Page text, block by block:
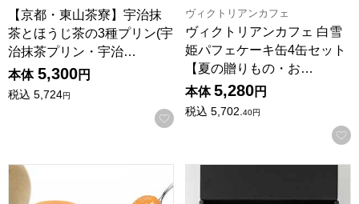
【京都・東山茶寮】宇治抹
茶とほうじ茶の3種プリン(宇
治抹茶プリン・宇治…
本体 5,300円
税込 5,724円
お気に入りに登録する
ヴィクトリアンカフェ
ヴィクトリアンカフェ 白雪
姫パフェケーキ缶4缶セット
【夏の贈りもの・お…
本体 5,280円
税込 5,702. 40円
ホリ 夕張メロンピュアゼリー【夏の贈りもの・お中元】